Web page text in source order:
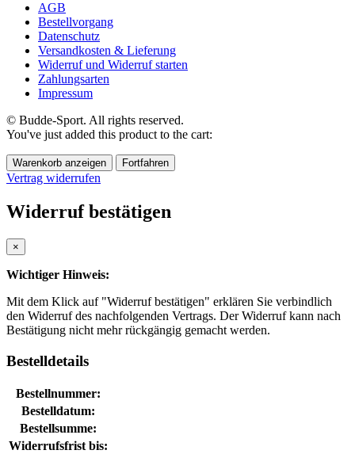
AGB
Bestellvorgang
Datenschutz
Versandkosten & Lieferung
Widerruf und Widerruf starten
Zahlungsarten
Impressum
© Budde-Sport. All rights reserved.
You've just added this product to the cart:
Warenkorb anzeigen Fortfahren
Vertrag widerrufen
Widerruf bestätigen
×
Wichtiger Hinweis:
Mit dem Klick auf "Widerruf bestätigen" erklären Sie verbindlich
den Widerruf des nachfolgenden Vertrags. Der Widerruf kann nach
Bestätigung nicht mehr rückgängig gemacht werden.
Bestelldetails
Bestellnummer:
Bestelldatum:
Bestellsumme:
Widerrufsfrist bis: